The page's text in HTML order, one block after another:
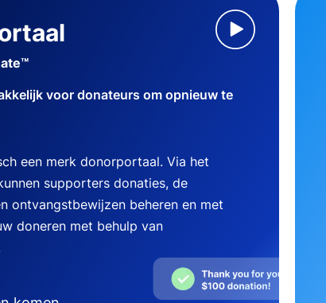
voor donateurs om opnieuw te
een merk donorportaal. Via het
supporters donaties, de
ontvangstbewijzen beheren en met
doneren met behulp van